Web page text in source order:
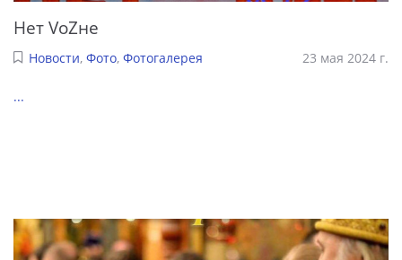
Нет VoZне
Новости, Фото, Фотогалерея 23 мая 2024 г.
...